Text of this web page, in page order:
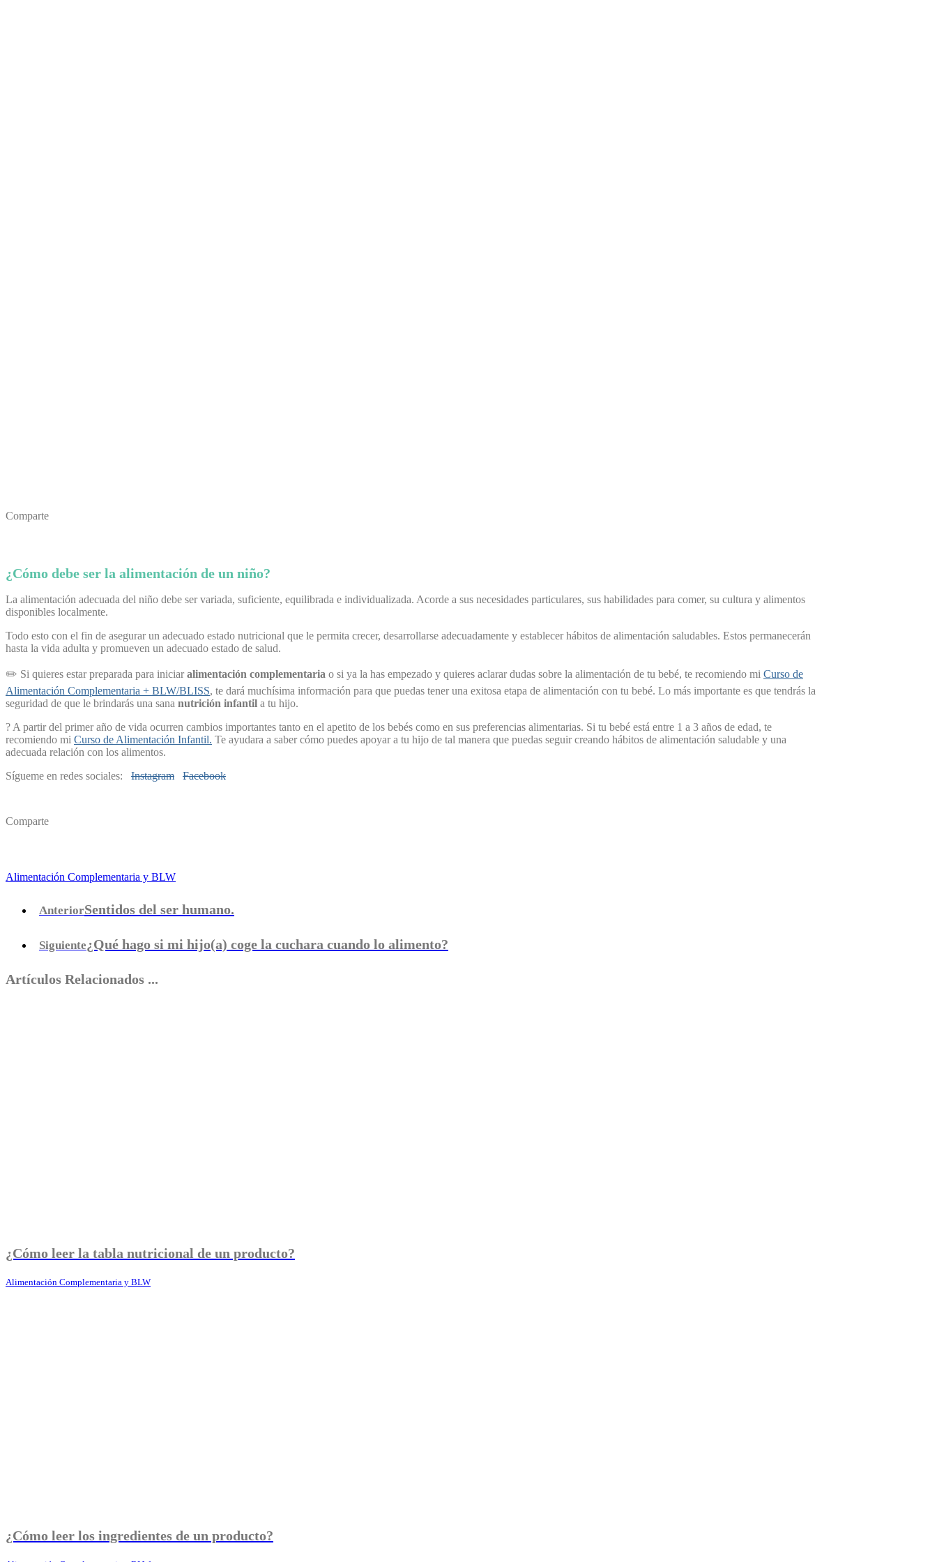
Comparte
¿Cómo debe ser la alimentación de un niño?
La alimentación adecuada del niño debe ser variada, suficiente, equilibrada e individualizada. Acorde a sus necesidades particulares, sus habilidades para comer, su cultura y alimentos
disponibles localmente.
Todo esto con el fin de asegurar un adecuado estado nutricional que le permita crecer, desarrollarse adecuadamente y establecer hábitos de alimentación saludables. Estos permanecerán
hasta la vida adulta y promueven un adecuado estado de salud.
✏️ Si quieres estar preparada para iniciaralimentación complementaria o si ya la has empezado y quieres aclarar dudas sobre la alimentación de tu bebé, te recomiendo mi Curso de
Alimentación Complementaria + BLW/BLISS, te dará muchísima información para que puedas tener una exitosa etapa de alimentación con tu bebé. Lo más importante es que tendrás la
seguridad de que le brindarás una sana nutrición infantil a tu hijo.
? A partir del primer año de vida ocurren cambios importantes tanto en el apetito de los bebés como en sus preferencias alimentarias. Si tu bebé está entre 1 a 3 años de edad, te
recomiendo mi Curso de Alimentación Infantil. Te ayudara a saber cómo puedes apoyar a tu hijo de tal manera que puedas seguir creando hábitos de alimentación saludable y una
adecuada relación con los alimentos.
Sígueme en redes sociales: Instagram Facebook
Comparte
Alimentación Complementaria y BLW
AnteriorSentidos del ser humano.
Siguiente¿Qué hago si mi hijo(a) coge la cuchara cuando lo alimento?
Artículos Relacionados ...
¿Cómo leer la tabla nutricional de un producto?
Alimentación Complementaria y BLW
¿Cómo leer los ingredientes de un producto?